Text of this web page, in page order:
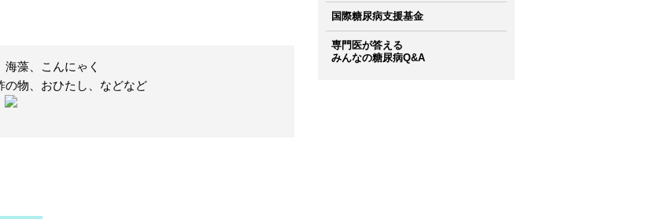
海藻、こんにゃく
の物、おひたし、などなど
国際糖尿病支援基金
専門医が答える
みんなの糖尿病Q&A